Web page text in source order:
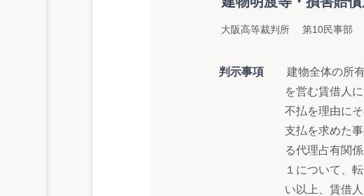
大阪高等裁判所 第10民事部
判示事項
建物全体の所
を営む賃借人
不払を理由に
支払を求めた
る代理占有関
１について、
い以上、賃借